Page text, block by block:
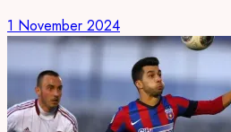
1 November 2024